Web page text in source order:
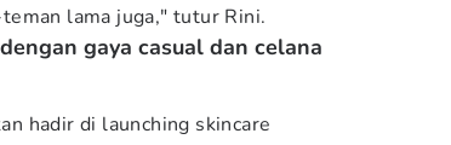
lama juga," tutur Rini.
gaya casual dan celana
hadir di launching skincare